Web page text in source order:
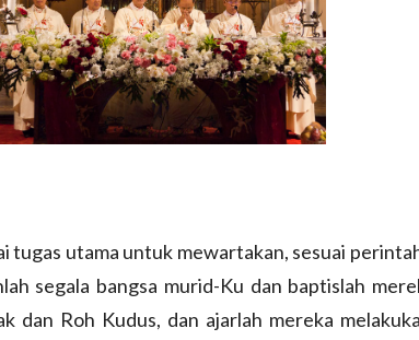
tugas utama untuk mewartakan, sesuai
segala bangsa murid-Ku dan baptislah
dan Roh Kudus, dan ajarlah mereka